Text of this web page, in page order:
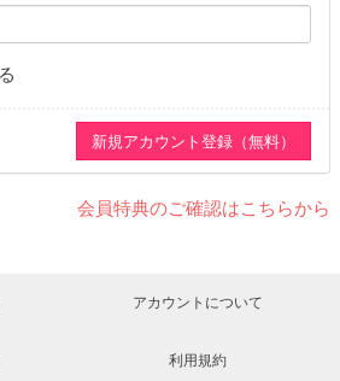
会員特典のご確認はこちらから
アカウントについて
利用規約